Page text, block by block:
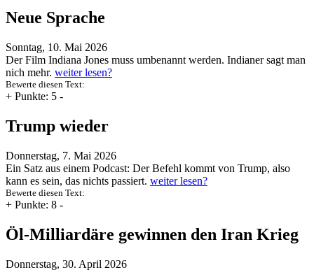
Neue Sprache
Sonntag, 10. Mai 2026
Der Film Indiana Jones muss umbenannt werden. Indianer sagt man
nich mehr. weiter lesen?
Bewerte diesen Text:
+ Punkte: 5 -
Trump wieder
Donnerstag, 7. Mai 2026
Ein Satz aus einem Podcast: Der Befehl kommt von Trump, also
kann es sein, das nichts passiert. weiter lesen?
Bewerte diesen Text:
+ Punkte: 8 -
Öl-Milliardäre gewinnen den Iran Krieg
Donnerstag, 30. April 2026